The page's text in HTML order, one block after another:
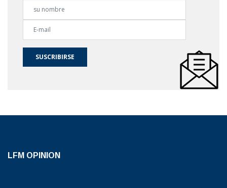
SUSCRIBIRSE
LFM OPINION